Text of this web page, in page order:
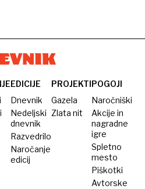
EDICIJE
Dnevnik
Nedeljski
dnevnik
Razvedrilo
Naročanje
edicij
PROJEKTI
Gazela
Zlata nit
POGOJI
Naročniški
Akcije in
nagradne
igre
Spletno
mesto
Piškotki
Avtorske